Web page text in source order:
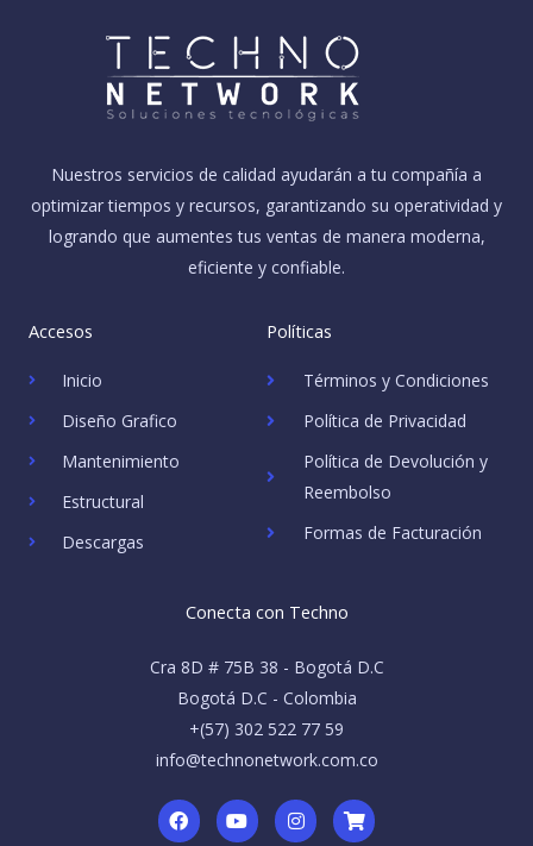
Nuestros servicios de calidad ayudarán a tu compañía a
optimizar tiempos y recursos, garantizando su operatividad y
logrando que aumentes tus ventas de manera moderna,
eficiente y confiable.
Accesos
Inicio
Diseño Grafico
Mantenimiento
Estructural
Descargas
Políticas
Términos y Condiciones
Política de Privacidad
Política de Devolución y
Reembolso
Formas de Facturación
Conecta con Techno
Cra 8D # 75B 38 - Bogotá D.C
Bogotá D.C - Colombia
+(57) 302 522 77 59
info@technonetwork.com.co
F
a
Y
o
I
n
S
h